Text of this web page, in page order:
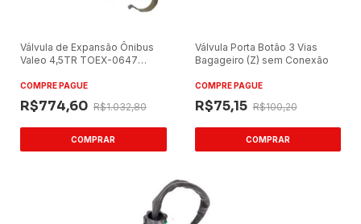
Válvula de Expansão Ônibus
Valeo 4,5TR TOEX-0647
COMPRE PAGUE
R$774,60 R$1.032,80
Válvula Porta Botão 3 Vias
Bagageiro (Z) sem Conexão
COMPRE PAGUE
R$75,15 R$100,20